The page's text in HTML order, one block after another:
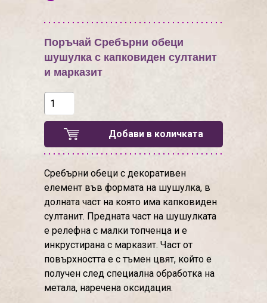
Поръчай Сребърни обеци
шушулка с капковиден султанит
и марказит
Добави в количката
Сребърни обеци с декоративен
елемент във формата на шушулка, в
долната част на която има капковиден
султанит. Предната част на шушулката
е релефна с малки топченца и е
инкрустирана с марказит. Част от
повърхността е с тъмен цвят, който е
получен след специална обработка на
метала, наречена оксидация.